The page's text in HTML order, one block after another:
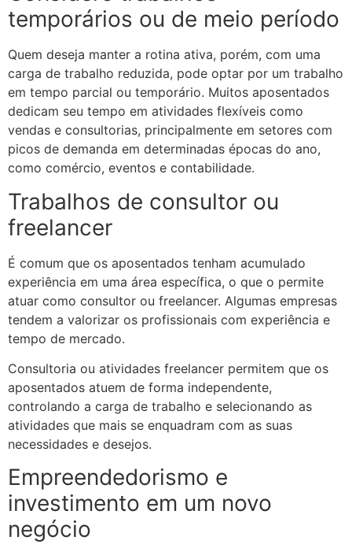
temporários ou de meio período
Quem deseja manter a rotina ativa, porém, com uma
carga de trabalho reduzida, pode optar por um trabalho
em tempo parcial ou temporário. Muitos aposentados
dedicam seu tempo em atividades flexíveis como
vendas e consultorias, principalmente em setores com
picos de demanda em determinadas épocas do ano,
como comércio, eventos e contabilidade.
Trabalhos de consultor ou
freelancer
É comum que os aposentados tenham acumulado
experiência em uma área específica, o que o permite
atuar como consultor ou freelancer. Algumas empresas
tendem a valorizar os profissionais com experiência e
tempo de mercado.
Consultoria ou atividades freelancer permitem que os
aposentados atuem de forma independente,
controlando a carga de trabalho e selecionando as
atividades que mais se enquadram com as suas
necessidades e desejos.
Empreendedorismo e
investimento em um novo
negócio